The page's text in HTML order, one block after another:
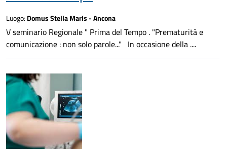
Luogo: Domus Stella Maris - Ancona
V seminario Regionale " Prima del Tempo . "Prematurità e
comunicazione : non solo parole..." In occasione della ....